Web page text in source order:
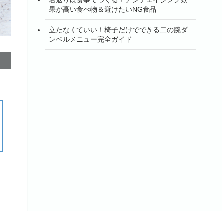
果が高い食べ物＆避けたいNG食品
立たなくていい！椅子だけでできる二の腕ダ
ンベルメニュー完全ガイド